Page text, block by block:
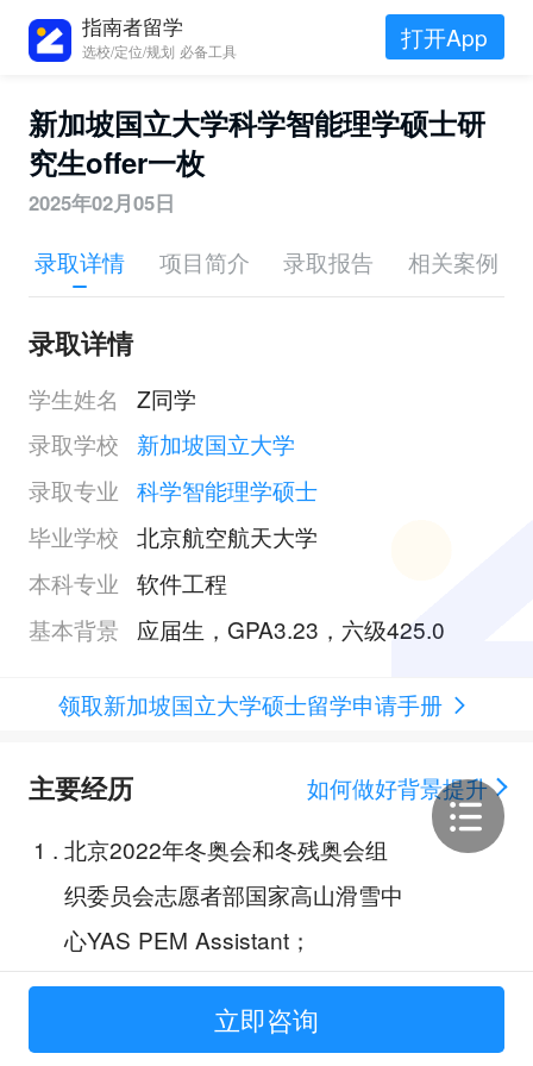
指南者留学
选校/定位/规划 必备工具 打开App
新加坡国立大学科学智能理学硕士研
究生offer一枚
2025年02月05日
录取详情 项目简介 录取报告 相关案例
录取详情
学生姓名
Z同学
录取学校
新加坡国立大学
录取专业 科学智能理学硕士
毕业学校 北京航空航天大学
本科专业 软件工程
基本背景
应届生，GPA3.23，六级425.0
领取新加坡国立大学硕士留学申请手册
主要经历
如何做好背景提升
1 . 北京2022年冬奥会和冬残奥会组
织委员会志愿者部国家高山滑雪中
心YAS PEM Assistant；
2.2023青少年高校科学营航天科技
与北航分营带队辅导员；
立即咨询